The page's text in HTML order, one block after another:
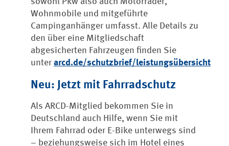
Wohnmobile und mitgeführte
Campinganhänger umfasst. Alle Details zu
den über eine Mitgliedschaft
abgesicherten Fahrzeugen finden Sie
unter arcd.de/schutzbrief/leistungsübersicht
Neu: Jetzt mit Fahrradschutz
Als ARCD-Mitglied bekommen Sie in
Deutschland auch Hilfe, wenn Sie mit
Ihrem Fahrrad oder E-Bike unterwegs sind
– beziehungsweise sich im Hotel eines